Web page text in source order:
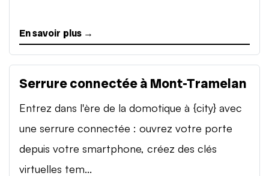
En savoir plus →
Serrure connectée à Mont-Tramelan
Entrez dans l'ère de la domotique à {city} avec
une serrure connectée : ouvrez votre porte
depuis votre smartphone, créez des clés
virtuelles tem...